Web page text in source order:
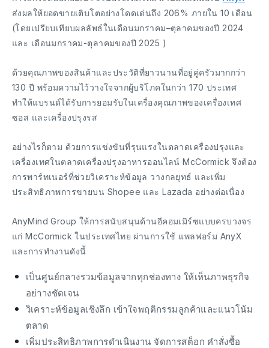
ส่งผลให้ยอดขายเติบโตอย่างโดดเด่นถึง 206% ภายใน 10 เดือน
(โดยเปรียบเทียบผลลัพธ์ในเดือนมกราคม–ตุลาคมของปี 2024
และ เดือนมกราคม-ตุลาคมของปี 2025 )
ด้วยคุณภาพของสินค้าและประวัติที่ยาวนานที่อยู่คู่ครัวมากกว่า
130 ปี พร้อมความไว้วางใจจากผู้บริโภคในกว่า 170 ประเทศ
ทำให้แบรนด์ได้รับการยอมรับในเครื่องคุณภาพของเครื่องเทศ
ซอส และเครื่องปรุงรส
อย่างไรก็ตาม ด้วยการแข่งขันที่รุนแรงในตลาดเครื่องปรุงและ
เครื่องเทศในตลาดเครื่องปรุงอาหารออนไลน์ McCormick จึงต้อง
การพาร์ทเนอร์ที่ช่วยวิเคราะห์ข้อมูล วางกลยุทธ์ และเพิ่ม
ประสิทธิภาพการขายบน Shopee และ Lazada อย่างต่อเนื่อง
AnyMind Group ให้การสนับสนุนด้านอีคอมเมิร์ซแบบครบวงจร
แก่ McCormick ในประเทศไทย ผ่านการใช้ แพลฟอร์ม AnyX
และการทำงานดังนี้
เป็นศูนย์กลางรวมข้อมูลจากทุกช่องทาง ให้เห็นภาพธุรกิจ
อย่าางชัดเจน
วิเคราะห์ข้อมูลเชิงลึก เข้าใจพฤติกรรมลูกค้าและแนวโน้ม
ตลาด
เพิ่มประสิทธิภาพการดำเนินงาน จัดการสต็อก คำสั่งซื้อ